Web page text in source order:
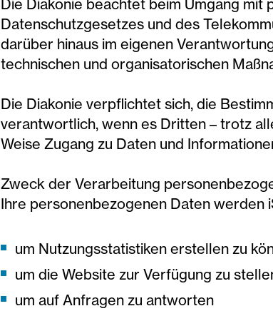
Die Diakonie beachtet beim Umgang
Datenschutzgesetzes und des
darüber hinaus im eigenen
technischen und organisatorischen
Die Diakonie verpflichtet sich, die
verantwortlich, wenn es Dritten – trotz
Weise Zugang zu Daten und
Zweck der Verarbeitung
Ihre personenbezogenen Daten werden
um Nutzungsstatistiken erstellen zu
um die Website zur Verfügung zu
um auf Anfragen zu antworten